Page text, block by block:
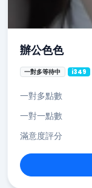
辦公色色
一對多等待中 i349
一對多點數
一對一點數
滿意度評分